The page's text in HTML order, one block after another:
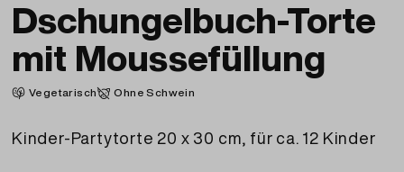
Dschungelbuch-Torte
mit Moussefüllung
Vegetarisch Ohne Schwein
Kinder-Partytorte 20 x 30 cm, für ca. 12 Kinder